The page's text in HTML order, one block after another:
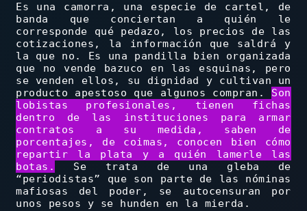
Es una camorra, una especie de cartel, de
banda que conciertan a quién le
corresponde qué pedazo, los precios de las
cotizaciones, la información que saldrá y
la que no. Es una pandilla bien organizada
que no vende bazuco en las esquinas, pero
se venden ellos, su dignidad y cultivan un
producto apestoso que algunos compran. Son
lobistas profesionales, tienen fichas
dentro de las instituciones para armar
contratos a su medida, saben de
porcentajes, de coimas, conocen bien cómo
repartir la plata y a quién lamerle las
botas.
Se trata de una gleba de
“periodistas” que son parte de las nóminas
mafiosas del poder, se autocensuran por
unos pesos y se hunden en la mierda.